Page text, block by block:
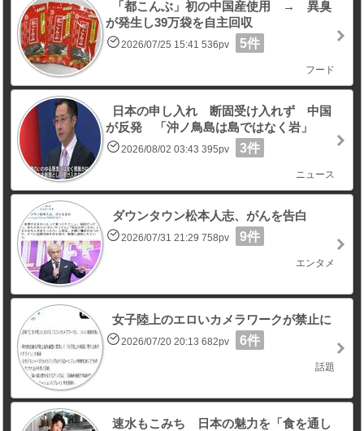
「都こんぶ」初の中国産使用 → 異臭
が発生し39万袋を自主回収
2026/07/25 15:41 536pv 5件
フード
日本の申し入れ 断固受け入れず 中国
が反発 「沖ノ鳥島は島ではなく岩」
2026/08/02 03:43 395pv 3件
ニュース
ダウンタウン松本人志、がんを告白
2026/07/31 21:29 758pv 9件
エンタメ
女子陸上のエロいカメラワークが禁止に
2026/07/20 20:13 682pv 6件
話題
速水もこみち 日本の魅力を「食を通し